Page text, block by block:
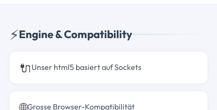
⚡Engine & Compatibility
🔌 Unser html5 basiert auf Sockets
Grosse Browser-Kompatibilität